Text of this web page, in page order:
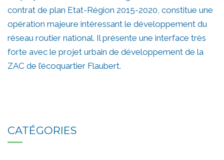
contrat de plan Etat-Région 2015-2020, constitue une
opération majeure intéressant le développement du
réseau routier national. Il présente une interface très
forte avec le projet urbain de développement de la
ZAC de l’écoquartier Flaubert.
CATÉGORIES